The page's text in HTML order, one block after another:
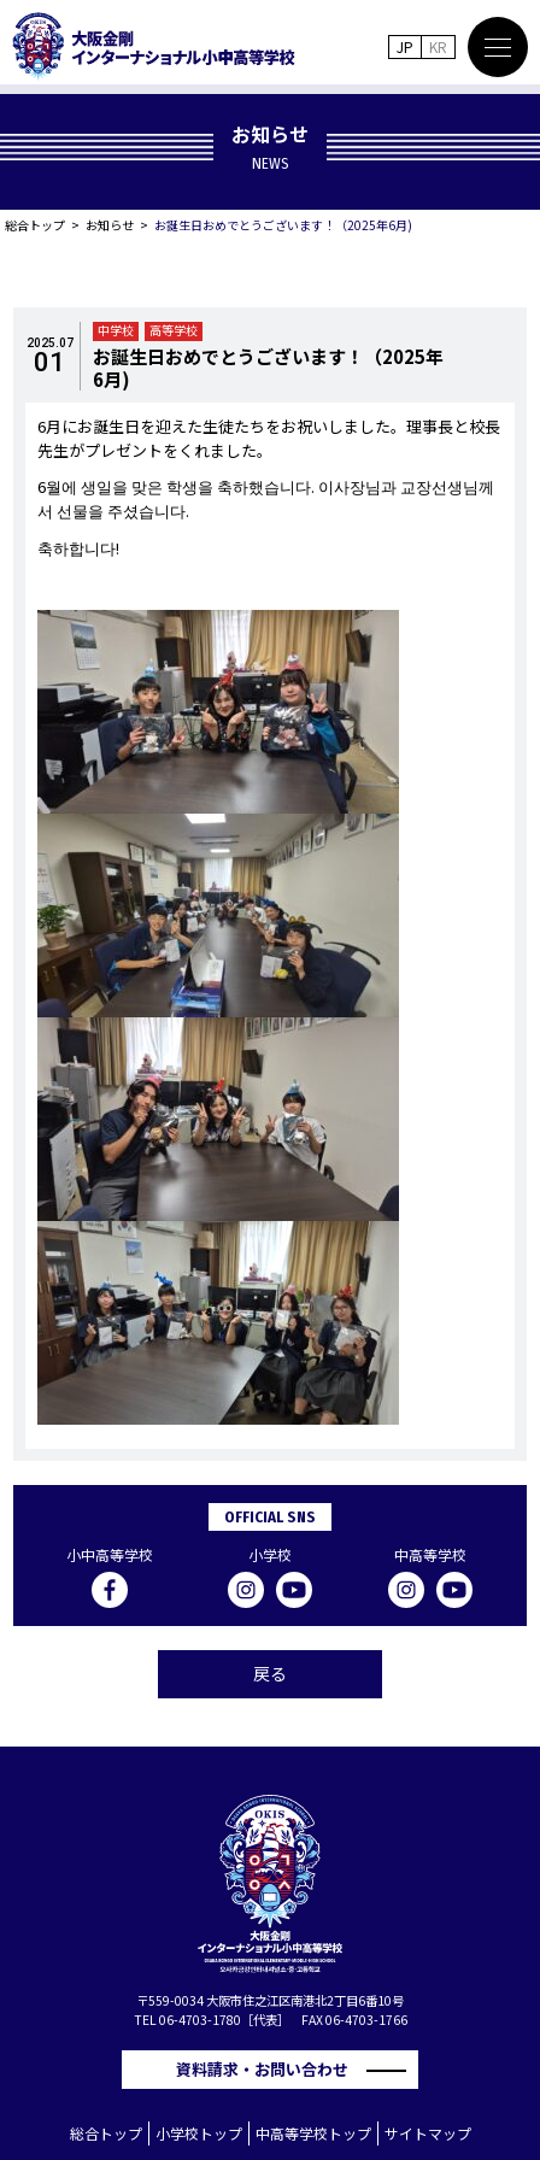
お知らせ
NEWS
総合トップ お知らせ お誕生日おめでとうございます！（2025年6月)
JP KR
2025.07
01
中学校 高等学校
お誕生日おめでとうございます！（2025年
6月)
6月にお誕生日を迎えた生徒たちをお祝いしました。理事長と校長
先生がプレゼントをくれました。
6월에 생일을 맞은 학생을 축하했습니다. 이사장님과 교장선생님께
서 선물을 주셨습니다.
축하합니다!
OFFICIAL SNS
小中高等学校 小学校 中高等学校
戻る
〒559-0034 大阪市住之江区南港北2丁目6番10号
TEL 06-4703-1780［代表］ FAX 06-4703-1766
資料請求・お問い合わせ
総合トップ 小学校トップ 中高等学校トップ サイトマップ